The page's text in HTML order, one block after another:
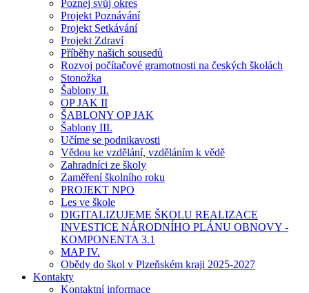
Poznej svůj okres
Projekt Poznávání
Projekt Setkávání
Projekt Zdraví
Příběhy našich sousedů
Rozvoj počítačové gramotnosti na českých školách
Stonožka
Šablony II.
OP JAK II
ŠABLONY OP JAK
Šablony III.
Učíme se podnikavosti
Vědou ke vzdělání, vzděláním k vědě
Zahradníci ze školy
Zaměření školního roku
PROJEKT NPO
Les ve škole
DIGITALIZUJEME ŠKOLU REALIZACE
INVESTICE NÁRODNÍHO PLÁNU OBNOVY -
KOMPONENTA 3.1
MAP IV.
Obědy do škol v Plzeňském kraji 2025-2027
Kontakty
Kontaktní informace